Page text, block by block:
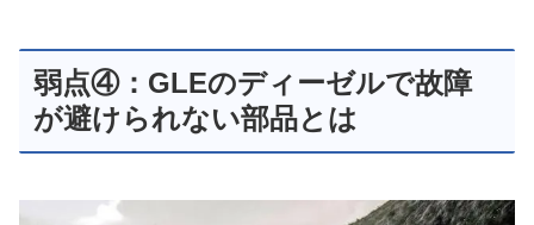
弱点④：GLEのディーゼルで故障
が避けられない部品とは